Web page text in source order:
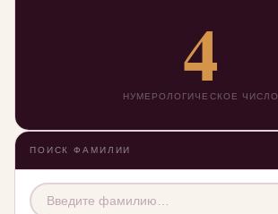
4
НУМЕРОЛОГИЧЕСКОЕ ЧИСЛО
ПОИСК ФАМИЛИИ